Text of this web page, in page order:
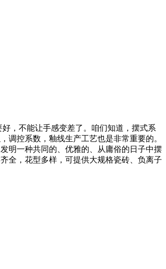
，不能让手感变差了。咱们知道，摆式系
调控系数，釉线生产工艺也是非常重要的。
明一种共同的、优雅的、从庸俗的日子中摆
全，花型多样，可提供大规格瓷砖、负离子